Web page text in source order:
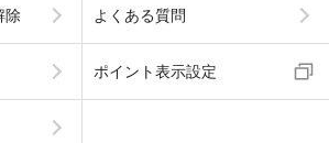
除 よくある質問
ポイント表示設定